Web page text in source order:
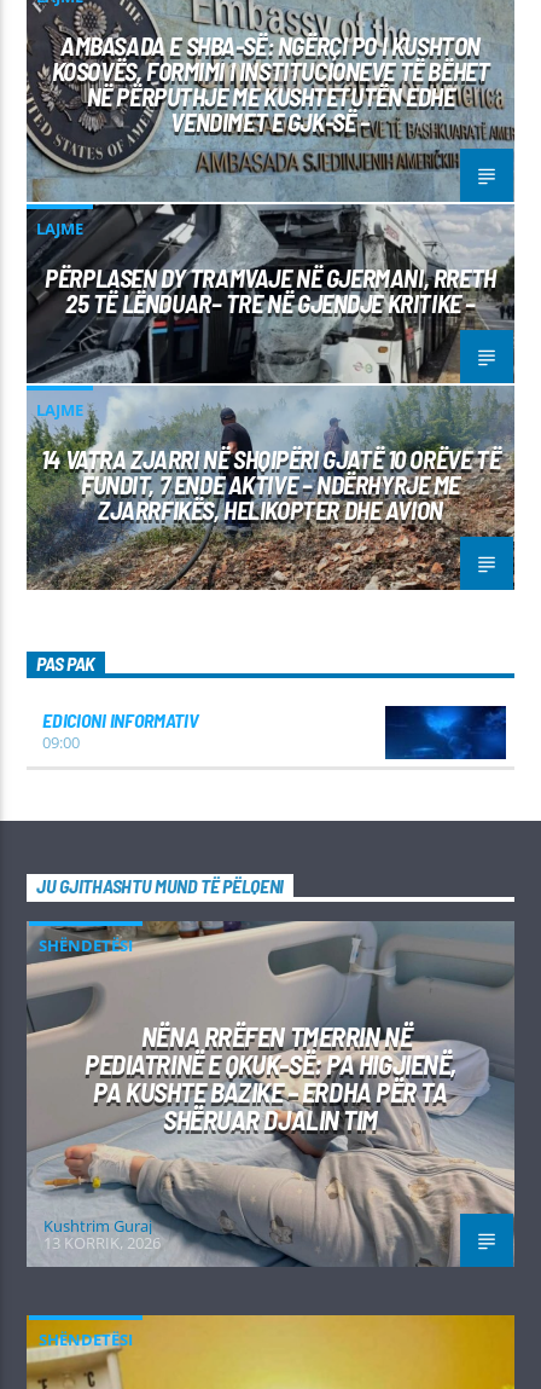
AMBASADA E SHBA-SË: NGËRÇI PO I KUSHTON
KOSOVËS, FORMIMI I INSTITUCIONEVE TË BËHET
NË PËRPUTHJE ME KUSHTETUTËN EDHE
VENDIMET E GJK-SË –
LAJME
PËRPLASEN DY TRAMVAJE NË GJERMANI, RRETH
25 TË LËNDUAR– TRE NË GJENDJE KRITIKE –
LAJME
14 VATRA ZJARRI NË SHQIPËRI GJATË 10 ORËVE TË
FUNDIT, 7 ENDE AKTIVE – NDËRHYRJE ME
ZJARRFIKËS, HELIKOPTER DHE AVION
PAS PAK
EDICIONI INFORMATIV
09:00
JU GJITHASHTU MUND TË PËLQENI
SHËNDETËSI
NËNA RRËFEN TMERRIN NË
PEDIATRINË E QKUK-SË: PA HIGJIENË,
PA KUSHTE BAZIKE – ERDHA PËR TA
SHËRUAR DJALIN TIM
Kushtrim Guraj
13 KORRIK, 2026
SHËNDETËSI